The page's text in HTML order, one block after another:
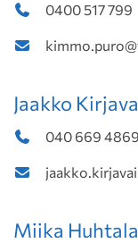
0400 517 799
Jaakko
040 669 4869
Miika Huhtala